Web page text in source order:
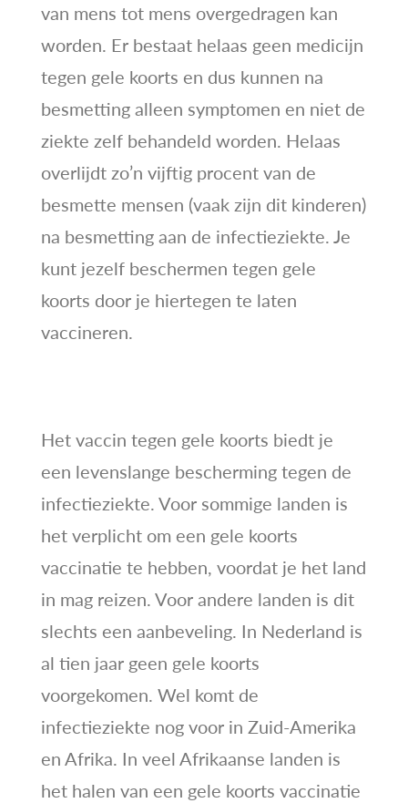
van mens tot mens overgedragen kan
worden. Er bestaat helaas geen medicijn
tegen gele koorts en dus kunnen na
besmetting alleen symptomen en niet de
ziekte zelf behandeld worden. Helaas
overlijdt zo’n vijftig procent van de
besmette mensen (vaak zijn dit kinderen)
na besmetting aan de infectieziekte. Je
kunt jezelf beschermen tegen gele
koorts door je hiertegen te laten
vaccineren.
Het vaccin tegen gele koorts biedt je
een levenslange bescherming tegen de
infectieziekte. Voor sommige landen is
het verplicht om een gele koorts
vaccinatie te hebben, voordat je het land
in mag reizen. Voor andere landen is dit
slechts een aanbeveling. In Nederland is
al tien jaar geen gele koorts
voorgekomen. Wel komt de
infectieziekte nog voor in Zuid-Amerika
en Afrika. In veel Afrikaanse landen is
het halen van een gele koorts vaccinatie